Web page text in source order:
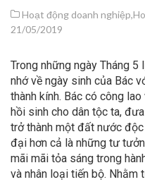
Hoạt động doanh nghiệp,
21/05/2019
Trong những ngày Tháng
nhớ về ngày sinh của Bác
thành kính. Bác có công
hồi sinh cho dân tộc ta,
trở thành một đất nước
đại hơn cả là những tư
mãi mãi tỏa sáng trong
và nhân loại tiến bộ. Nhằm